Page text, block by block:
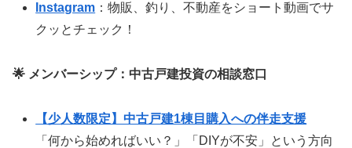
Instagram ：物販、釣り、不動産をショート動画でサ
クッとチェック！
🌟 メンバーシップ：中古戸建投資の相談窓口
【少人数限定】中古戸建1棟目購入への伴走支援
「何から始めればいい？」「DIYが不安」という方向